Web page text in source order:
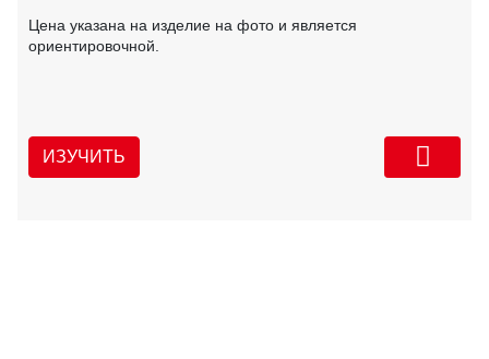
Цена указана на изделие на фото и является
ориентировочной.
ИЗУЧИТЬ